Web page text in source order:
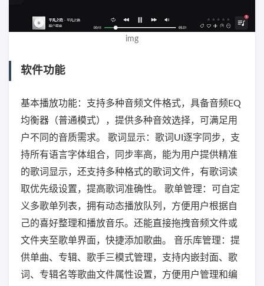
img
软件功能
基本播放功能：支持多种音频文件格式，具备音频EQ
均衡器（普通模式），提供多种音效选择，可满足用
户不同的音质需求。 歌词显示：歌词UI逐字同步，支
持所有语言字体组合，同步率高，能为用户提供精准
的歌词显示，还支持多种格式的歌词文件，有歌词读
取优先级设置，提高歌词准确性。 歌单管理：可自定
义多歌单列表，拥有动态播放队列，方便用户根据自
己的喜好整理和播放音乐。还能直接拖拽音频文件或
文件夹至歌单界面，快捷添加歌曲。 音乐库管理：提
供单曲、专辑、歌手三模式管理，支持内嵌封面、歌
词、专辑名等歌曲文件属性设置，方便用户管理和编